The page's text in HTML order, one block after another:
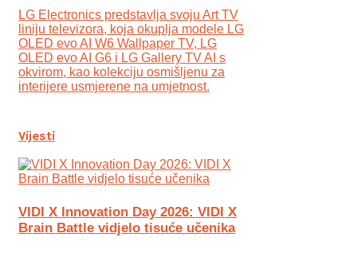
LG Electronics predstavlja svoju Art TV
liniju televizora, koja okuplja modele LG
OLED evo AI W6 Wallpaper TV, LG
OLED evo AI G6 i LG Gallery TV AI s
okvirom, kao kolekciju osmišljenu za
interijere usmjerene na umjetnost.
Vijesti
VIDI X Innovation Day 2026: VIDI X
Brain Battle vidjelo tisuće učenika